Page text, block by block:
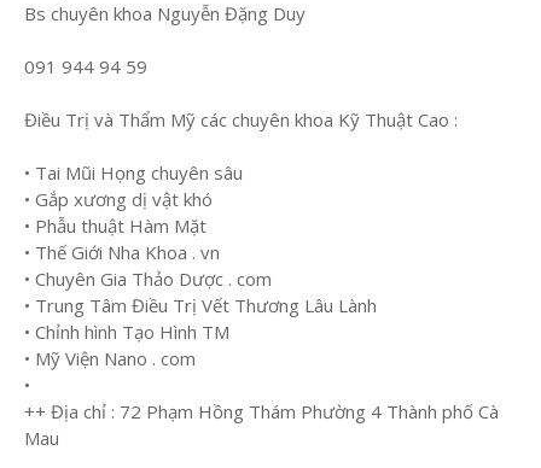
Bs chuyên khoa Nguyễn Đặng Duy
091 944 94 59
Điều Trị và Thẩm Mỹ các chuyên khoa Kỹ Thuật Cao :
• Tai Mũi Họng chuyên sâu
• Gắp xương dị vật khó
• Phẫu thuật Hàm Mặt
• Thế Giới Nha Khoa . vn
• Chuyên Gia Thảo Dược . com
• Trung Tâm Điều Trị Vết Thương Lâu Lành
• Chỉnh hình Tạo Hình TM
• Mỹ Viện Nano . com
•
++ Địa chỉ : 72 Phạm Hồng Thám Phường 4 Thành phố Cà
Mau